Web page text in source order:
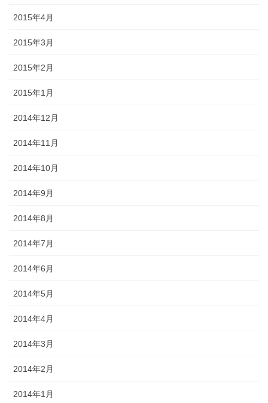
2015年4月
2015年3月
2015年2月
2015年1月
2014年12月
2014年11月
2014年10月
2014年9月
2014年8月
2014年7月
2014年6月
2014年5月
2014年4月
2014年3月
2014年2月
2014年1月